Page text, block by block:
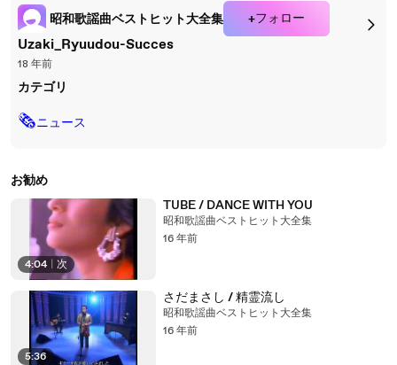
昭和歌謡曲ベストヒット大全集 +フォロー
Uzaki_Ryuudou-Succes
18 年前
カテゴリ
🗞ニュース
お勧め
4:04 次
TUBE / DANCE WITH YOU
昭和歌謡曲ベストヒット大全集
16 年前
5:36
さだまさし / 精霊流し
昭和歌謡曲ベストヒット大全集
16 年前